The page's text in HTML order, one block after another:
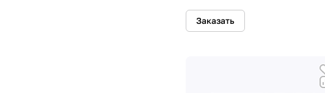
Заказать